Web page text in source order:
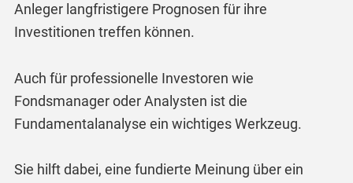
Anleger langfristigere Prognosen für ihre
Investitionen treffen können.
Auch für professionelle Investoren wie
Fondsmanager oder Analysten ist die
Fundamentalanalyse ein wichtiges Werkzeug.
Sie hilft dabei, eine fundierte Meinung über ein